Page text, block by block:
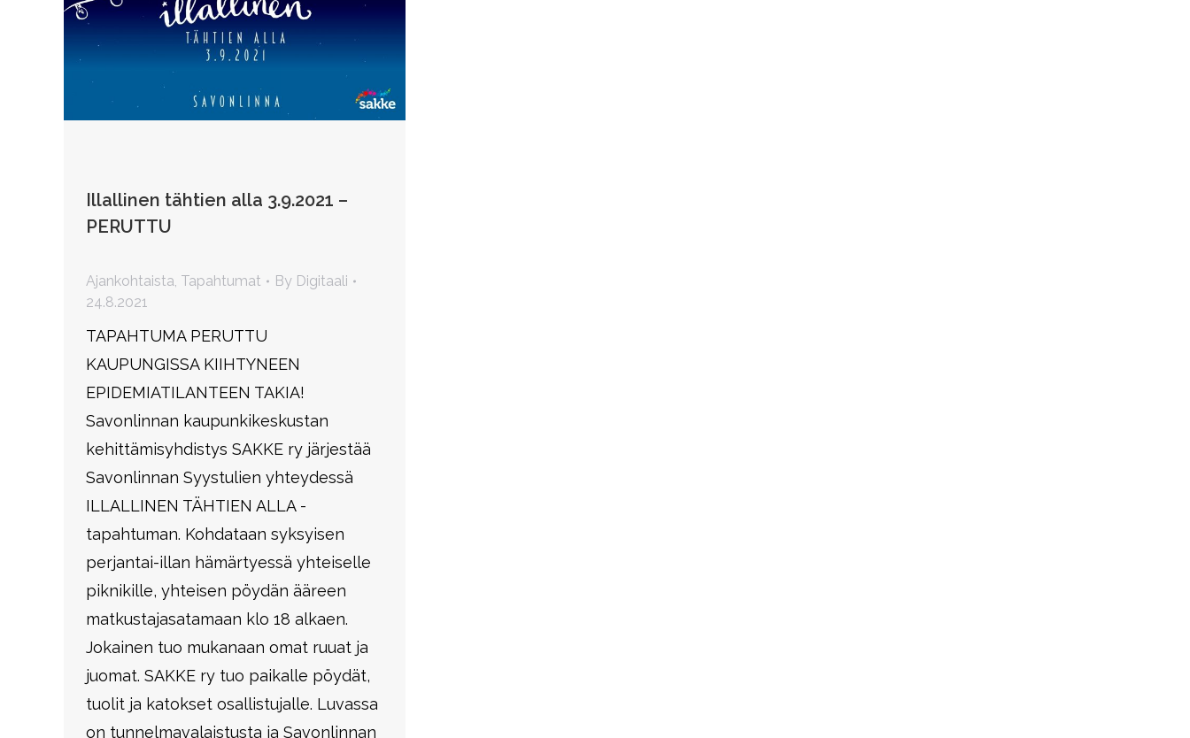
Illallinen tähtien alla 3.9.2021 –
PERUTTU
Ajankohtaista, Tapahtumat By Digitaali
24.8.2021
TAPAHTUMA PERUTTU
KAUPUNGISSA KIIHTYNEEN
EPIDEMIATILANTEEN TAKIA!
Savonlinnan kaupunkikeskustan
kehittämisyhdistys SAKKE ry järjestää
Savonlinnan Syystulien yhteydessä
ILLALLINEN TÄHTIEN ALLA -
tapahtuman. Kohdataan syksyisen
perjantai-illan hämärtyessä yhteiselle
piknikille, yhteisen pöydän ääreen
matkustajasatamaan klo 18 alkaen.
Jokainen tuo mukanaan omat ruuat ja
juomat. SAKKE ry tuo paikalle pöydät,
tuolit ja katokset osallistujalle. Luvassa
on tunnelmavalaistusta ja Savonlinnan